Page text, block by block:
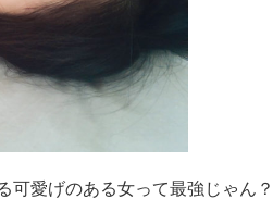
可愛げのある女って最強じゃん？